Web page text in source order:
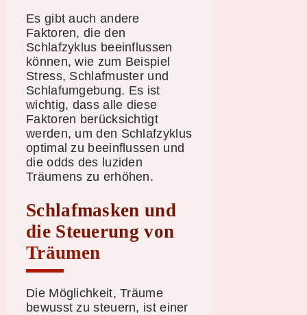
Es gibt auch andere
Faktoren, die den
Schlafzyklus beeinflussen
können, wie zum Beispiel
Stress, Schlafmuster und
Schlafumgebung. Es ist
wichtig, dass alle diese
Faktoren berücksichtigt
werden, um den Schlafzyklus
optimal zu beeinflussen und
die odds des luziden
Träumens zu erhöhen.
Schlafmasken und
die Steuerung von
Träumen
Die Möglichkeit, Träume
bewusst zu steuern, ist einer